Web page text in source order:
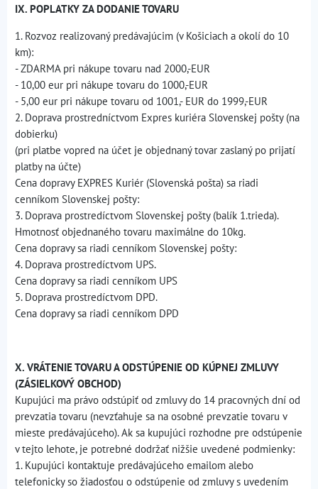
IX. POPLATKY ZA DODANIE TOVARU
1. Rozvoz realizovaný predávajúcim (v Košiciach a okolí do 10
km):
- ZDARMA pri nákupe tovaru nad 2000,-EUR
- 10,00 eur pri nákupe tovaru do 1000,-EUR
- 5,00 eur pri nákupe tovaru od 1001,- EUR do 1999,-EUR
2. Doprava prostredníctvom Expres kuriéra Slovenskej pošty (na
dobierku)
(pri platbe vopred na účet je objednaný tovar zaslaný po prijatí
platby na účte)
Cena dopravy EXPRES Kuriér (Slovenská pošta) sa riadi
cenníkom Slovenskej pošty:
3. Doprava prostredíctvom Slovenskej pošty (balík 1.trieda).
Hmotnosť objednaného tovaru maximálne do 10kg.
Cena dopravy sa riadi cenníkom Slovenskej pošty:
4. Doprava prostredíctvom UPS.
Cena dopravy sa riadi cenníkom UPS
5. Doprava prostredíctvom DPD.
Cena dopravy sa riadi cenníkom DPD
X. VRÁTENIE TOVARU A ODSTÚPENIE OD KÚPNEJ ZMLUVY
(ZÁSIELKOVÝ OBCHOD)
Kupujúci ma právo odstúpiť od zmluvy do 14 pracovných dní od
prevzatia tovaru (nevzťahuje sa na osobné prevzatie tovaru v
mieste predávajúceho). Ak sa kupujúci rozhodne pre odstúpenie
v tejto lehote, je potrebné dodržať nižšie uvedené podmienky:
1. Kupujúci kontaktuje predávajúceho emailom alebo
telefonicky so žiadosťou o odstúpenie od zmluvy s uvedením